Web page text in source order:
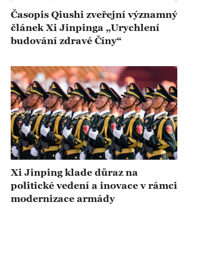
Časopis Qiushi zveřejní významný
článek Xi Jinpinga „Urychlení
budování zdravé Číny“
Xi Jinping klade důraz na
politické vedení a inovace v rámci
modernizace armády